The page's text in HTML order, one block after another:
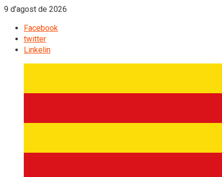
9 d'agost de 2026
Facebook
twitter
Linkelin